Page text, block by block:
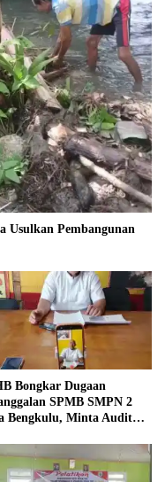
Usulkan Pembangunan
Bongkar Dugaan
SPMB SMPN 2
Bengkulu, Minta Audit